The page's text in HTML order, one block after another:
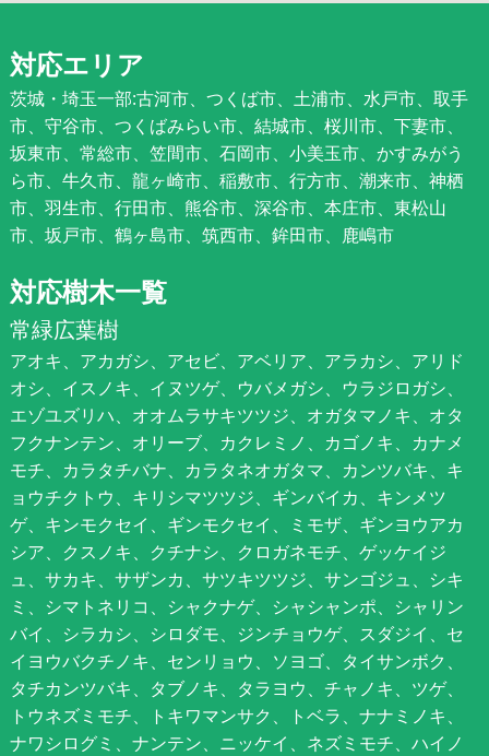
対応エリア
茨城・埼玉一部:古河市、つくば市、土浦市、水戸市、取手
市、守谷市、つくばみらい市、結城市、桜川市、下妻市、
坂東市、常総市、笠間市、石岡市、小美玉市、かすみがう
ら市、牛久市、龍ヶ崎市、稲敷市、行方市、潮来市、神栖
市、羽生市、行田市、熊谷市、深谷市、本庄市、東松山
市、坂戸市、鶴ヶ島市、筑西市、鉾田市、鹿嶋市
対応樹木一覧
常緑広葉樹
アオキ、アカガシ、アセビ、アベリア、アラカシ、アリド
オシ、イスノキ、イヌツゲ、ウバメガシ、ウラジロガシ、
エゾユズリハ、オオムラサキツツジ、オガタマノキ、オタ
フクナンテン、オリーブ、カクレミノ、カゴノキ、カナメ
モチ、カラタチバナ、カラタネオガタマ、カンツバキ、キ
ョウチクトウ、キリシマツツジ、ギンバイカ、キンメツ
ゲ、キンモクセイ、ギンモクセイ、ミモザ、ギンヨウアカ
シア、クスノキ、クチナシ、クロガネモチ、ゲッケイジ
ュ、サカキ、サザンカ、サツキツツジ、サンゴジュ、シキ
ミ、シマトネリコ、シャクナゲ、シャシャンポ、シャリン
バイ、シラカシ、シロダモ、ジンチョウゲ、スダジイ、セ
イヨウバクチノキ、センリョウ、ソヨゴ、タイサンボク、
タチカンツバキ、タブノキ、タラヨウ、チャノキ、ツゲ、
トウネズミモチ、トキワマンサク、トベラ、ナナミノキ、
ナワシログミ、ナンテン、ニッケイ、ネズミモチ、ハイノ